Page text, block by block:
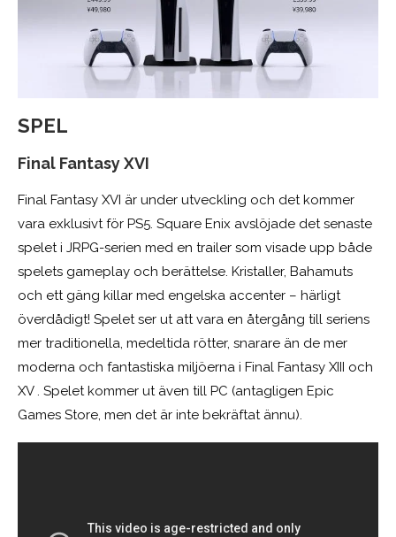
SPEL
Final Fantasy XVI
Final Fantasy XVI är under utveckling och det kommer
vara exklusivt för PS5. Square Enix avslöjade det senaste
spelet i JRPG-serien med en trailer som visade upp både
spelets gameplay och berättelse. Kristaller, Bahamuts
och ett gäng killar med engelska accenter – härligt
överdådigt! Spelet ser ut att vara en återgång till seriens
mer traditionella, medeltida rötter, snarare än de mer
moderna och fantastiska miljöerna i Final Fantasy XIII och
XV . Spelet kommer ut även till PC (antagligen Epic
Games Store, men det är inte bekräftat ännu).